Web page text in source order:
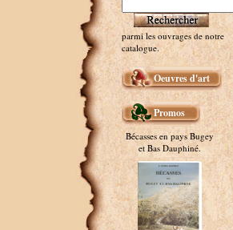
parmi les ouvrages de notre
catalogue.
Oeuvres d'art
Promos
Bécasses en pays Bugey
et Bas Dauphiné.